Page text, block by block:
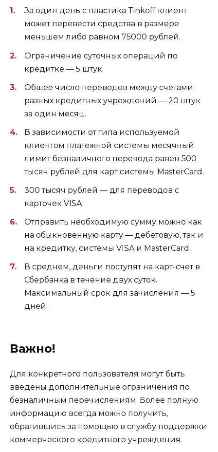
За один день с пластика Tinkoff клиент
может перевести средства в размере
меньшем либо равном 75000 рублей.
Ограничение суточных операций по
кредитке — 5 штук.
Общее число переводов между счетами
разных кредитных учреждений — 20 штук
за один месяц.
В зависимости от типа используемой
клиентом платежной системы месячный
лимит безналичного перевода равен 500
тысяч рублей для карт системы MasterCard.
300 тысяч рублей — для переводов с
карточек VISA.
Отправить необходимую сумму можно как
на обыкновенную карту — дебетовую, так и
на кредитку, системы VISA и MasterCard.
В среднем, деньги поступят на карт-счет в
Сбербанка в течение двух суток.
Максимальный срок для зачисления — 5
дней.
Важно!
Для конкретного пользователя могут быть
введены дополнительные ограничения по
безналичным перечислениям. Более полную
информацию всегда можно получить,
обратившись за помощью в службу поддержки
коммерческого кредитного учреждения.